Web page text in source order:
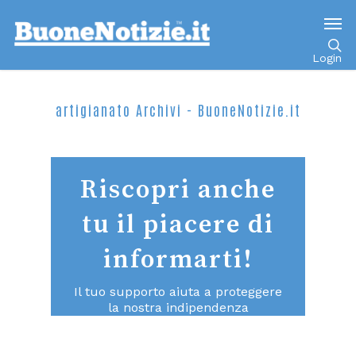
Login
artigianato Archivi - BuoneNotizie.it
Riscopri anche
tu il piacere di
informarti!
Il tuo supporto aiuta a proteggere
la nostra indipendenza